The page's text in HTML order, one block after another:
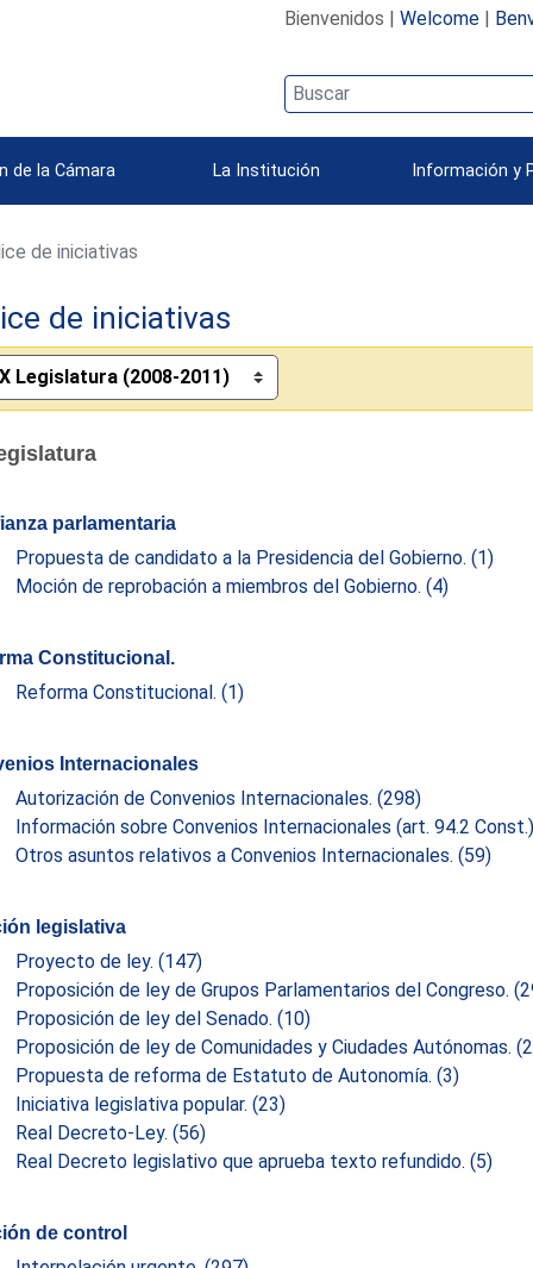
Bienvenidos | Welcome|
de la Cámara La Institución Información y
de iniciativas
de iniciativas
parlamentaria
Propuesta de candidato a la Presidencia del Gobierno. (1)
Moción de reprobación a miembros del Gobierno. (4)
Constitucional.
Reforma Constitucional. (1)
Internacionales
Autorización de Convenios Internacionales. (298)
Información sobre Convenios Internacionales (art. 94.2
Otros asuntos relativos a Convenios Internacionales. (59)
legislativa
Proyecto de ley. (147)
Proposición de ley de Grupos Parlamentarios del Congreso.
Proposición de ley del Senado. (10)
Proposición de ley de Comunidades y Ciudades Autónomas.
Propuesta de reforma de Estatuto de Autonomía. (3)
Iniciativa legislativa popular. (23)
Real Decreto-Ley. (56)
Real Decreto legislativo que aprueba texto refundido. (5)
de control